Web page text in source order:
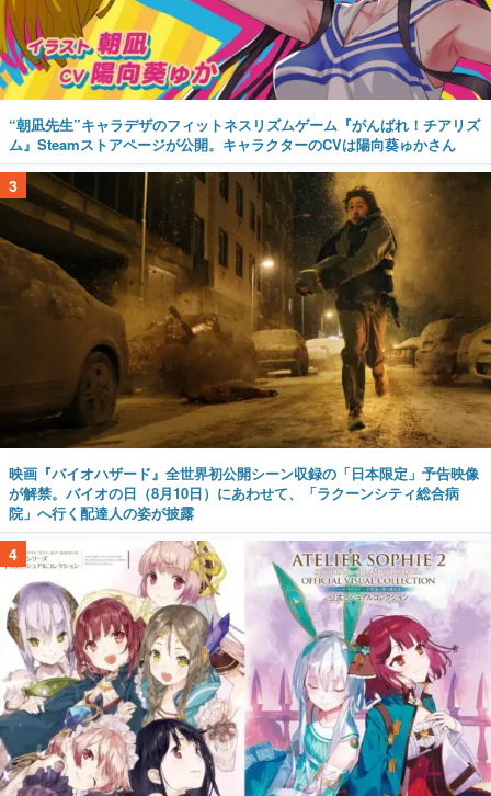
“朝凪先生”キャラデザのフィットネスリズムゲーム『がんばれ！チアリズ
ム』Steamストアページが公開。キャラクターのCVは陽向葵ゅかさん
3
映画『バイオハザード』全世界初公開シーン収録の「日本限定」予告映像
が解禁。バイオの日（8月10日）にあわせて、「ラクーンシティ総合病
院」へ行く配達人の姿が披露
4